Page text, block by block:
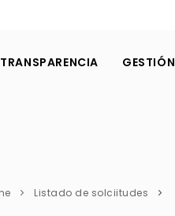
TRANSPARENCIA
Listado de solciitudes